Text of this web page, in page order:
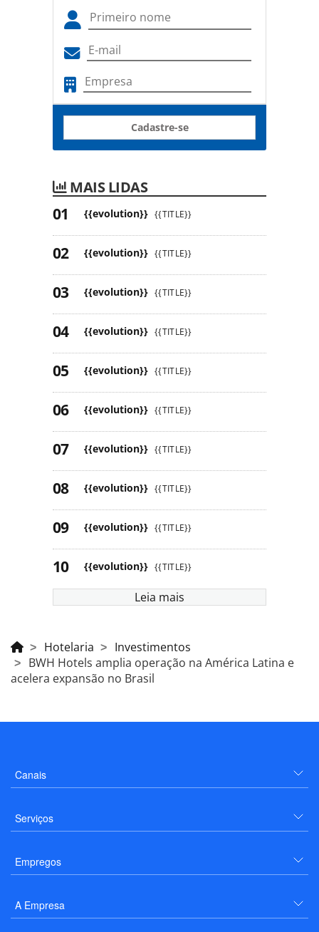
Cadastre-se
MAIS LIDAS
{{evolution}} {{TITLE}}
{{evolution}} {{TITLE}}
{{evolution}} {{TITLE}}
{{evolution}} {{TITLE}}
{{evolution}} {{TITLE}}
{{evolution}} {{TITLE}}
{{evolution}} {{TITLE}}
{{evolution}} {{TITLE}}
{{evolution}} {{TITLE}}
{{evolution}} {{TITLE}}
Leia mais
Hotelaria
Investimentos
BWH Hotels amplia operação na América Latina e
acelera expansão no Brasil
Canais
Serviços
Empregos
A Empresa